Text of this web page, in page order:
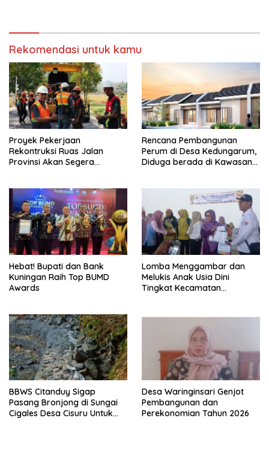
Rekomendasi untuk kamu
Proyek Pekerjaan
Rekontruksi Ruas Jalan
Provinsi Akan Segera
Rencana Pembangunan
Perum di Desa Kedungarum,
Diduga berada di Kawasan
Hebat! Bupati dan Bank
Kuningan Raih Top BUMD
Awards
Lomba Menggambar dan
Melukis Anak Usia Dini
Tingkat Kecamatan
BBWS Citanduy Sigap
Pasang Bronjong di Sungai
Cigales Desa Cisuru Untuk
Desa Waringinsari Genjot
Pembangunan dan
Perekonomian Tahun 2026